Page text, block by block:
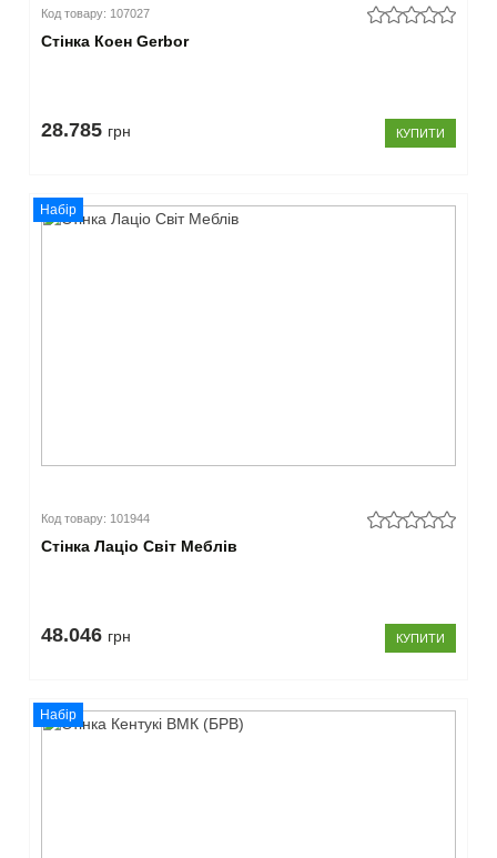
(6)
Код товару: 107027
Стінка Коен Gerbor
28.785 грн КУПИТИ
Набір
Код товару: 101944
Стінка Лаціо Світ Меблів
48.046 грн КУПИТИ
Набір